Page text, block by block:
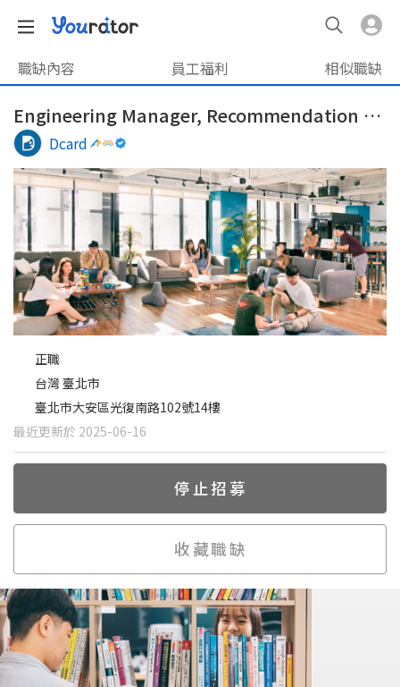
職缺內容 員工福利 相似職缺
Engineering Manager, Recommendation Systems (ML)
Dcard
正職
台灣 臺北市
臺北市大安區光復南路102號14樓
最近更新於 2025-06-16
停止招募
收藏職缺